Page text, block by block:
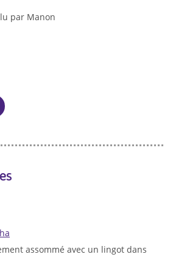
par Manon
assommé avec un lingot dans